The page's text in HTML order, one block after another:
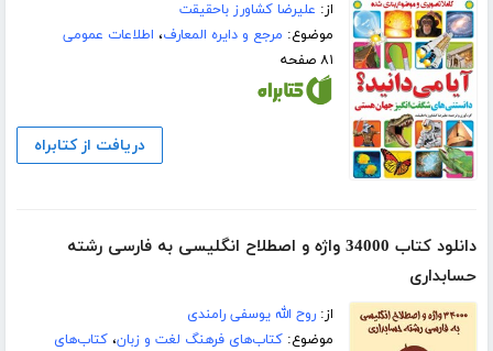
از: علیرضا کشاورز باحقیقت
موضوع: مرجع و دایره المعارف، اطلاعات عمومی
۸۱ صفحه
دریافت از کتابراه
دانلود کتاب 34000 واژه و اصطلاح انگلیسی به فارسی رشته
حسابداری
از:روح الله یوسفی رامندی
موضوع:کتاب‌های فرهنگ لغت و زبان،کتاب‌های